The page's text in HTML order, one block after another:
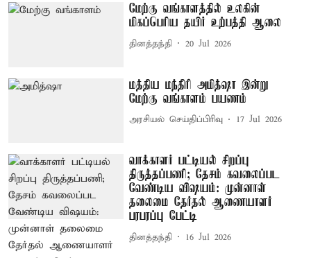
மேற்கு வங்காளத்தில் உலகின்
மிகப்பெரிய தயிர் உற்பத்தி ஆலை
தினத்தந்தி 20 Jul 2026
மத்திய மந்திரி அமித்ஷா இன்று
மேற்கு வங்காளம் பயணம்
அரசியல் செய்திப்பிரிவு 17 Jul 2026
வாக்காளர் பட்டியல் சிறப்பு
திருத்தப்பணி; தேசம் கவலைப்பட
வேண்டிய விஷயம்: முன்னாள்
தலைமை தேர்தல் ஆணையாளர்
பரபரப்பு பேட்டி
தினத்தந்தி 16 Jul 2026